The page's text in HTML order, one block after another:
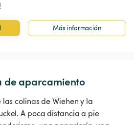
Más información
de aparcamiento
colinas de Wiehen y la
A poca distancia a pie